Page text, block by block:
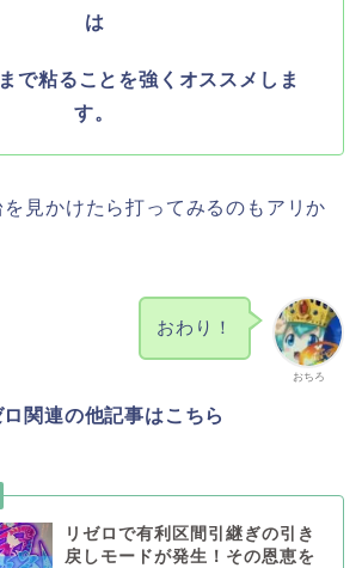
は
で粘ることを強くオススメしま
す。
見かけたら打ってみるのもアリか
おちろ
おわり！
ロ関連の他記事はこちら
リゼロで有利区間引継ぎの引き
戻しモードが発生！その恩恵を